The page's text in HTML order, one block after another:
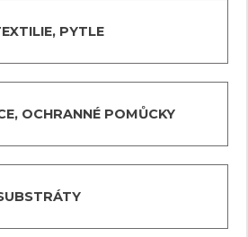
PYTLE
OCHRANNÉ POMŮCKY